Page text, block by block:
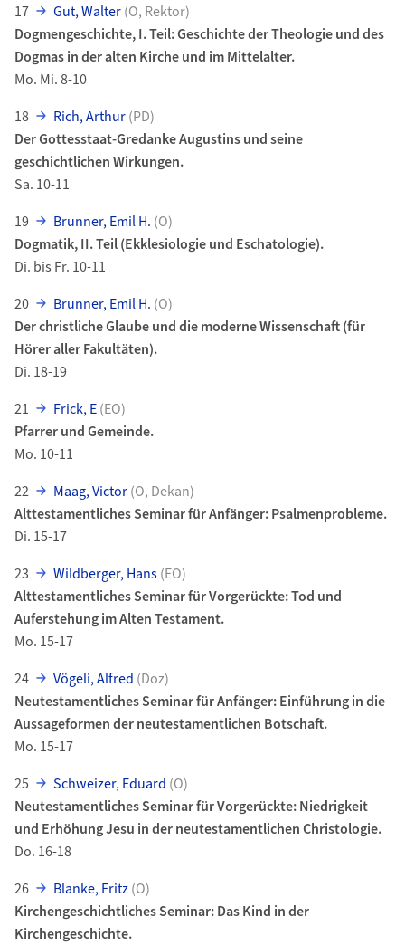
17
Gut, Walter(O, Rektor)
Dogmengeschichte, I. Teil: Geschichte der Theologie und des
Dogmas in der alten Kirche und im Mittelalter.
Mo. Mi. 8-10
18
Rich, Arthur(PD)
Der Gottesstaat-Gredanke Augustins und seine
geschichtlichen Wirkungen.
Sa. 10-11
19
Brunner, Emil H. (O)
Dogmatik, II. Teil (Ekklesiologie und Eschatologie).
Di. bis Fr. 10-11
20
Brunner, Emil H. (O)
Der christliche Glaube und die moderne Wissenschaft (für
Hörer aller Fakultäten).
Di. 18-19
21
Frick, E(EO)
Pfarrer und Gemeinde.
Mo. 10-11
22
Maag, Victor(O, Dekan)
Alttestamentliches Seminar für Anfänger: Psalmenprobleme.
Di. 15-17
23
Wildberger, Hans(EO)
Alttestamentliches Seminar für Vorgerückte: Tod und
Auferstehung im Alten Testament.
Mo. 15-17
24
Vögeli, Alfred (Doz)
Neutestamentliches Seminar für Anfänger: Einführung in die
Aussageformen der neutestamentlichen Botschaft.
Mo. 15-17
25
Schweizer, Eduard (O)
Neutestamentliches Seminar für Vorgerückte: Niedrigkeit
und Erhöhung Jesu in der neutestamentlichen Christologie.
Do. 16-18
26
Blanke, Fritz(O)
Kirchengeschichtliches Seminar: Das Kind in der
Kirchengeschichte.